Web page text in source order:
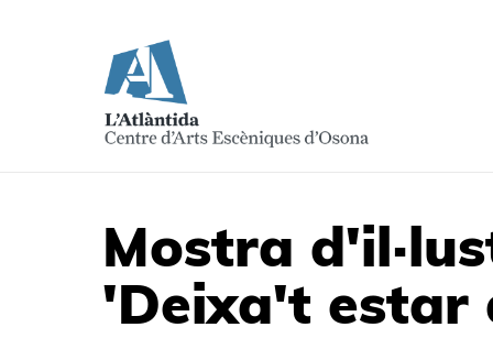
Mostra
'Deixa't estar